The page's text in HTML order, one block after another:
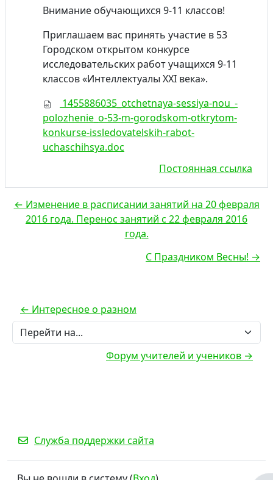
Внимание обучающихся 9-11 классов!
Приглашаем вас принять участие в 53
Городском открытом конкурсе
исследовательских работ учащихся 9-11
классов «Интеллектуалы XXI века».
1455886035_otchetnaya-sessiya-nou_-
polozhenie_o-53-m-gorodskom-otkrytom-
konkurse-issledovatelskih-rabot-
uchaschihsya.doc
Постоянная ссылка
← Изменение в расписании занятий на 20 февраля
2016 года. Перенос занятий с 22 февраля 2016
года.
С Праздником Весны! →
← Интересное о разном
Перейти на...
Форум учителей и учеников →
Служба поддержки сайта